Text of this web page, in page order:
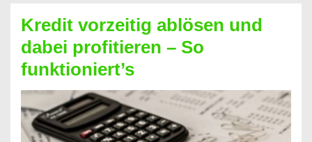
Kredit
berechnen
–
Mit
diesen
Regeln!
Kredit vorzeitig ablösen und
dabei profitieren – So
funktioniert’s